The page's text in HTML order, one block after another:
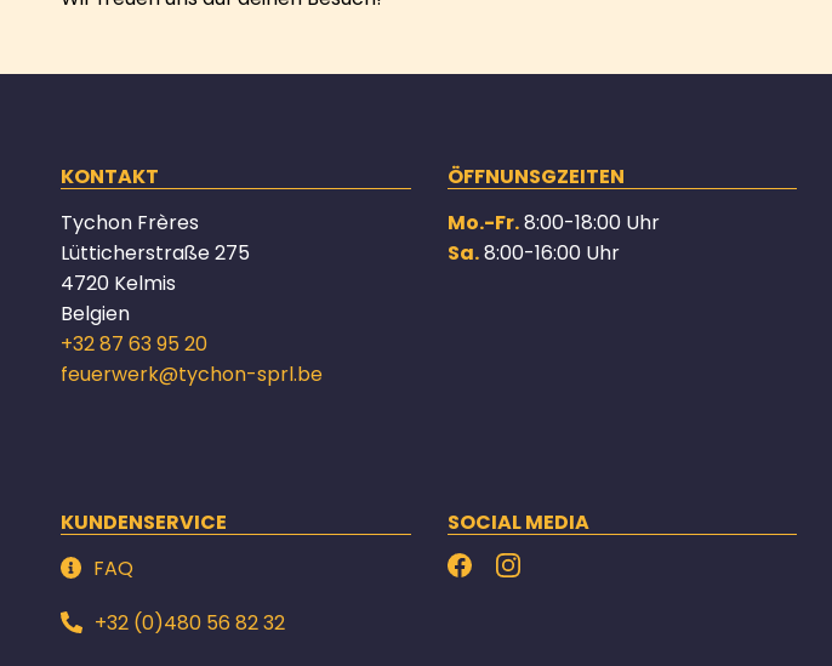
KONTAKT
Tychon Frères
Lütticherstraße 275
4720 Kelmis
Belgien
+32 87 63 95 20
feuerwerk@tychon-sprl.be
ÖFFNUNSGZEITEN
Mo.-Fr.8:00-18:00 Uhr
Sa.8:00-16:00 Uhr
KUNDENSERVICE
FAQ
+32 (0)480 56 82 32
SOCIAL MEDIA